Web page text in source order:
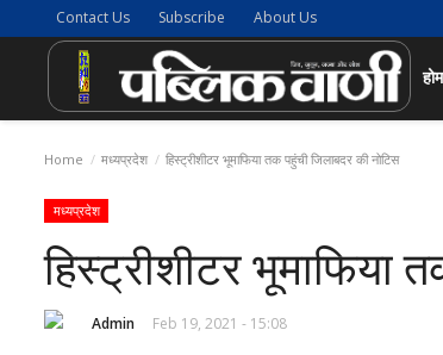
Contact Us Subscribe About Us
होम
Home मध्यप्रदेश हिस्ट्रीशीटर भूमाफिया तक पहुंची जिलाबदर की नोटिस
मध्यप्रदेश
हिस्ट्रीशीटर भूमाफिया
Admin Feb 19, 2021 - 15:08